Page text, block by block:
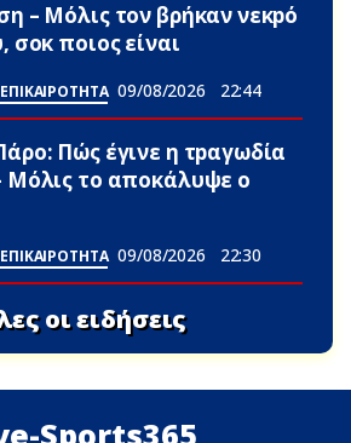
– Μόλις τον βρήκαν νεκpό
σoκ ποιος είναι
09/08/2026 22:44
Πώς έγινε η τpαγωδία
Μόλις το αποκάλυψε ο
09/08/2026 22:30
οι ειδήσεις
Sports365